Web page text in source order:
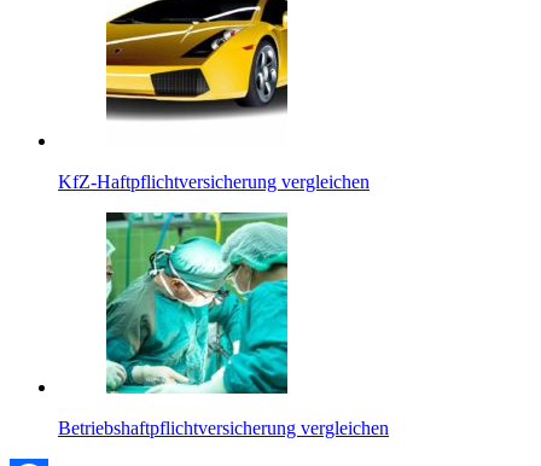
KfZ-Haftpflichtversicherung vergleichen
Betriebshaftpflichtversicherung vergleichen